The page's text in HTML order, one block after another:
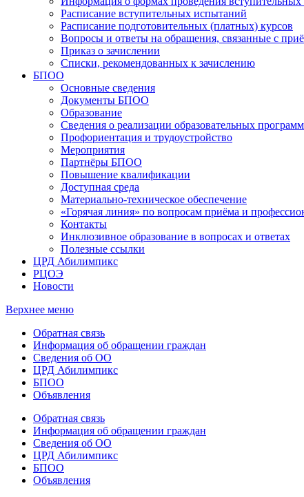
Расписание вступительных испытаний
Расписание подготовительных (платных) курсов
Вопросы и ответы на обращения, связанные с
Приказ о зачислении
Списки, рекомендованных к зачислению
БПОО
Основные сведения
Документы БПОО
Образование
Сведения о реализации образовательных
Профориентация и трудоустройство
Мероприятия
Партнёры БПОО
Повышение квалификации
Доступная среда
Материально-техническое обеспечение
«Горячая линия» по вопросам приёма и
Контакты
Инклюзивное образование в вопросах и ответах
Полезные ссылки
ЦРД Абилимпикс
РЦОЭ
Новости
Верхнее меню
Обратная связь
Информация об обращении граждан
Сведения об ОО
ЦРД Абилимпикс
БПОО
Объявления
Обратная связь
Информация об обращении граждан
Сведения об ОО
ЦРД Абилимпикс
БПОО
Объявления